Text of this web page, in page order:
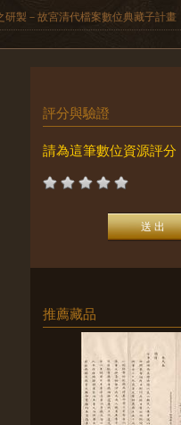
研製－故宮清代檔案數位典藏子計畫
評分與驗證
請為這筆數位資源評分
推薦藏品